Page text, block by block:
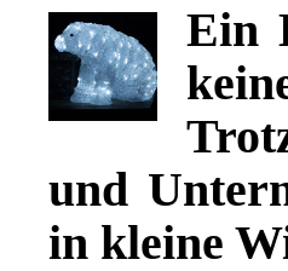
Ein
und
in kleine